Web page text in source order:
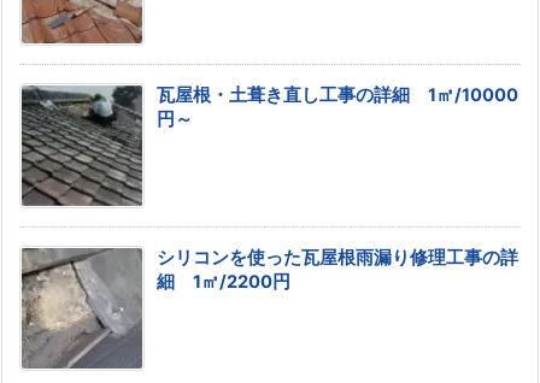
瓦屋根・土葺き直し工事の詳細 1㎡/10000
円～
シリコンを使った瓦屋根雨漏り修理工事の詳
細 1㎡/2200円